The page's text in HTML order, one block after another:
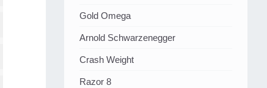
Gold Omega
Arnold Schwarzenegger
Crash Weight
Razor 8